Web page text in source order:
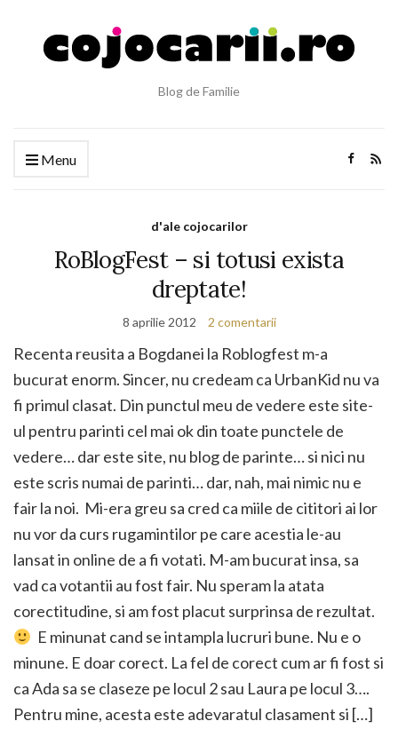
Blog de Familie
Menu
d'ale cojocarilor
RoBlogFest – si totusi exista
dreptate!
8 aprilie 2012 2 comentarii
Recenta reusita a Bogdanei la Roblogfest m-a
bucurat enorm. Sincer, nu credeam ca UrbanKid nu va
fi primul clasat. Din punctul meu de vedere este site-
ul pentru parinti cel mai ok din toate punctele de
vedere… dar este site, nu blog de parinte… si nici nu
este scris numai de parinti… dar, nah, mai nimic nu e
fair la noi. Mi-era greu sa cred ca miile de cititori ai lor
nu vor da curs rugamintilor pe care acestia le-au
lansat in online de a fi votati. M-am bucurat insa, sa
vad ca votantii au fost fair. Nu speram la atata
corectitudine, si am fost placut surprinsa de rezultat.
E minunat cand se intampla lucruri bune. Nu e o
minune. E doar corect. La fel de corect cum ar fi fost si
ca Ada sa se claseze pe locul 2 sau Laura pe locul 3….
Pentru mine, acesta este adevaratul clasament si […]